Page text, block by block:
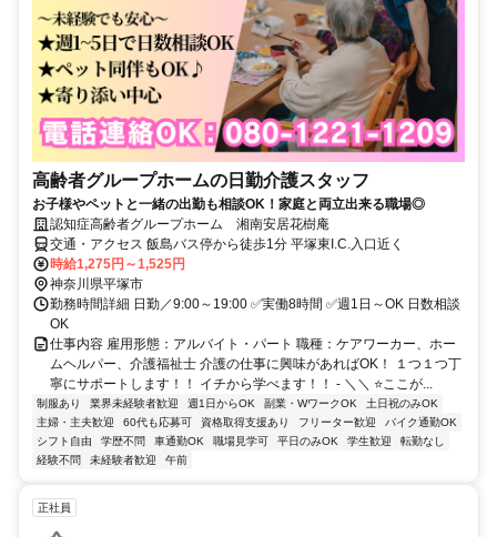
高齢者グループホームの日勤介護スタッフ
お子様やペットと一緒の出勤も相談OK！家庭と両立出来る職場◎
認知症高齢者グループホーム 湘南安居花樹庵
交通・アクセス 飯島バス停から徒歩1分 平塚東I.C.入口近く
時給1,275円～1,525円
神奈川県平塚市
勤務時間詳細 日勤／9:00～19:00 ✅実働8時間 ✅週1日～OK 日数相談
OK
仕事内容 雇用形態：アルバイト・パート 職種：ケアワーカー、ホー
ムヘルパー、介護福祉士 介護の仕事に興味があればOK！ １つ１つ丁
寧にサポートします！！ イチから学べます！！ - ＼＼ ⭐ここが...
制服あり 業界未経験者歓迎 週1日からOK 副業・WワークOK
土日祝のみOK
主婦・主夫歓迎
60代も応募可 資格取得支援あり フリーター歓迎
バイク通勤OK
シフト自由
学歴不問 車通勤OK 職場見学可 平日のみOK 学生歓迎
転勤なし
経験不問
未経験者歓迎 午前
正社員